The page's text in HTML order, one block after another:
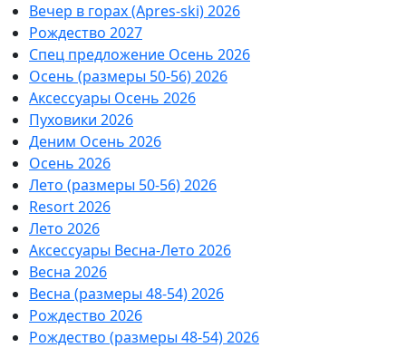
Вечер в горах (Apres-ski) 2026
Рождество 2027
Спец предложение Осень 2026
Осень (размеры 50-56) 2026
Аксессуары Осень 2026
Пуховики 2026
Деним Осень 2026
Осень 2026
Лето (размеры 50-56) 2026
Resort 2026
Лето 2026
Аксессуары Весна-Лето 2026
Весна 2026
Весна (размеры 48-54) 2026
Рождество 2026
Рождество (размеры 48-54) 2026